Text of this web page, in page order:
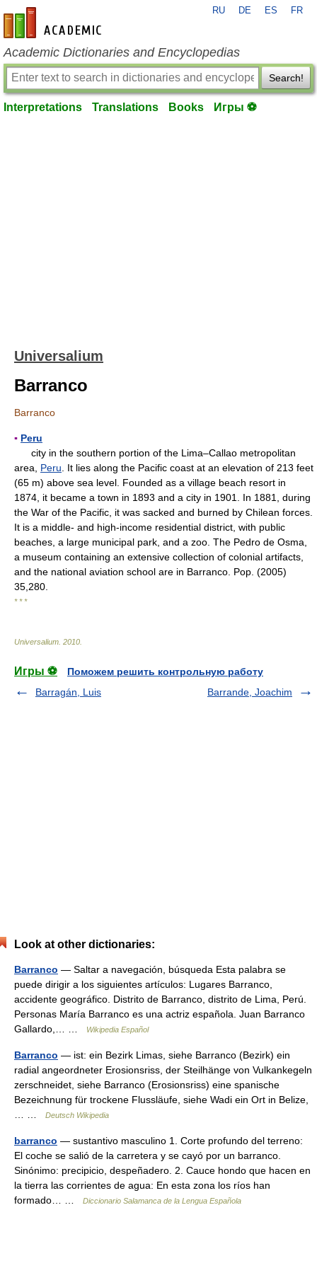
en-academic.com
RU DE ES FR
Academic Dictionaries and Encyclopedias
Search!
Interpretations Translations Books Игры ⚽
Universalium
Barranco
Barranco
▪ Peru
city in the southern portion of the Lima–Callao metropolitan
area, Peru . It lies along the Pacific coast at an elevation of 213 feet
(65 m) above sea level. Founded as a village beach resort in
1874, it became a town in 1893 and a city in 1901. In 1881, during
the War of the Pacific, it was sacked and burned by Chilean forces.
It is a middle- and high-income residential district, with public
beaches, a large municipal park, and a zoo. The Pedro de Osma,
a museum containing an extensive collection of colonial artifacts,
and the national aviation school are in Barranco. Pop. (2005)
35,280.
* * *
Universalium 2010
Игры ⚽
Поможем решить контрольную работу
Barragán, Luis
Barrande, Joachim
Look at other dictionaries:
Barranco — Saltar a navegación, búsqueda Esta palabra se
puede dirigir a los siguientes artículos: Lugares Barranco,
accidente geográfico. Distrito de Barranco, distrito de Lima, Perú.
Personas María Barranco es una actriz española. Juan Barranco
Gallardo,… …
Wikipedia Español
Barranco — ist: ein Bezirk Limas, siehe Barranco (Bezirk) ein
radial angeordneter Erosionsriss, der Steilhänge von Vulkankegeln
zerschneidet, siehe Barranco (Erosionsriss) eine spanische
Bezeichnung für trockene Flussläufe, siehe Wadi ein Ort in Belize,
Deutsch Wikipedia
barranco — sustantivo masculino 1. Corte profundo del terreno:
El coche se salió de la carretera y se cayó por un barranco.
Sinónimo: precipicio, despeñadero. 2. Cauce hondo que hacen en
la tierra las corrientes de agua: En esta zona los ríos han
formado… …
Diccionario Salamanca de la Lengua Española